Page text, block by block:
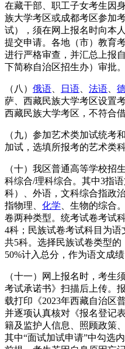
在藏干部、职工子女考生因
族大学考区或成都考区参加
试），须在网上报名时向本
提交申请。各地（市）教育
进行严格审查，并汇总上报
下简称自治区招生办）审批。
（八） 俄语 日语 法语
萨、西藏民族大学考区设置
西藏民族大学考区，不符合
（九）参加艺术类加试统考
加试，选填所报考的艺术类
（十）我区普通高等学校招
科综合/理科综合。其中3指
科）、外语，文科综合指政
指物理、 化学 、生物的综合
卷两种类型。统考试卷考试
4科；民族试卷考试科目为
共5科。选择民族试卷类型
50%计入总分，作为语文成绩
（十一）网上报名时，考生
考试承诺书》扫描后上传。
载打印《2023年西藏自治区
并逐项认真核对《报名登记
籍及监护人信息、照顾政策
其中“面试加试申请”中勾选